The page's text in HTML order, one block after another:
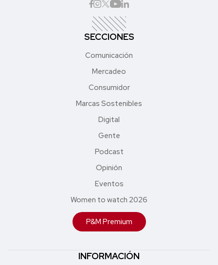
SECCIONES
Comunicación
Mercadeo
Consumidor
Marcas Sostenibles
Digital
Gente
Podcast
Opinión
Eventos
Women to watch 2026
P&M Premium
INFORMACIÓN